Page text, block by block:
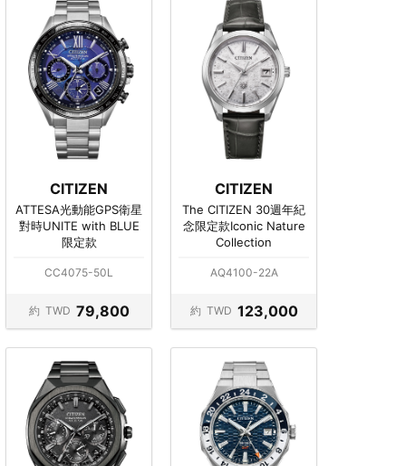
CITIZEN
ATTESA光動能GPS衛星
對時UNITE with BLUE
限定款
CC4075-50L
約 TWD 79,800
CITIZEN
The CITIZEN 30週年紀
念限定款Iconic Nature
Collection
AQ4100-22A
約 TWD 123,000